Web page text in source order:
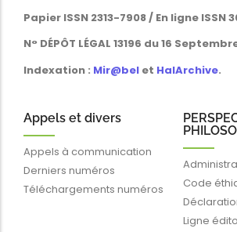
Papier ISSN 2313-7908 / En ligne ISSN
N° DÉPÔT LÉGAL 13196 du 16
Indexation : Mir@bel et HalArchive.
Appels et divers
Appels à communication
Derniers numéros
Téléchargements numéros
Code
Ligne